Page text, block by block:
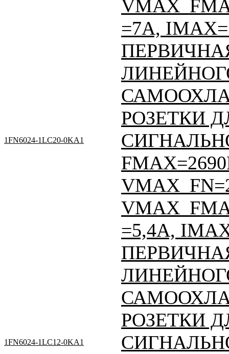
=7A,
1FN6024-1LC20-0KA1
РОЗЕТКИ
=5,4A,
1FN6024-1LC12-0KA1
РОЗЕТКИ